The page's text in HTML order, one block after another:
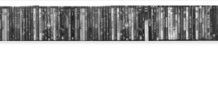
BILD & TON IMPRESSUM